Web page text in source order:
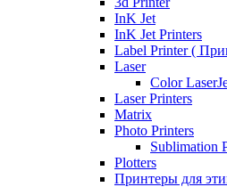
InK Jet
InK Jet Printers
Label Printer (
Laser
Color
Laser Printers
Matrix
Photo Printers
Sublimation
Plotters
Принтеры для